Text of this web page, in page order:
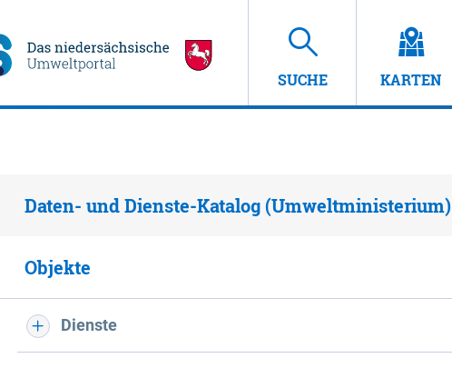
SUCHE KARTEN
Daten- und Dienste-Katalog (Umweltministerium)
Objekte
Dienste